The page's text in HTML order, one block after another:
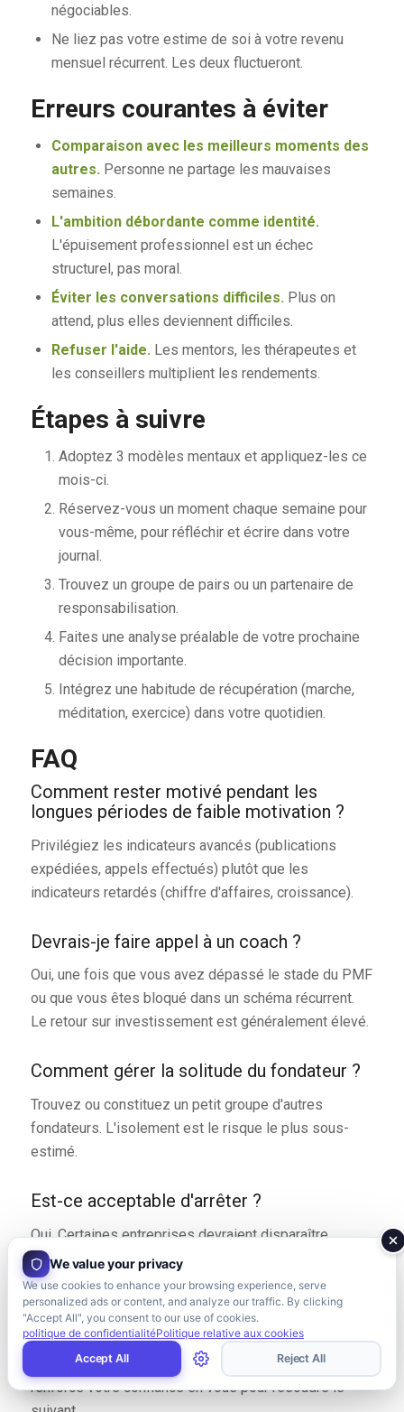
négociables.
Ne liez pas votre estime de soi à votre revenu
mensuel récurrent. Les deux fluctueront.
Erreurs courantes à éviter
Comparaison avec les meilleurs moments des
autres.Personne ne partage les mauvaises
semaines.
L'ambition débordante comme identité.
L'épuisement professionnel est un échec
structurel, pas moral.
Éviter les conversations difficiles.Plus on
attend, plus elles deviennent difficiles.
Refuser l'aide.Les mentors, les thérapeutes et
les conseillers multiplient les rendements.
Étapes à suivre
Adoptez 3 modèles mentaux et appliquez-les ce
mois-ci.
Réservez-vous un moment chaque semaine pour
vous-même, pour réfléchir et écrire dans votre
journal.
Trouvez un groupe de pairs ou un partenaire de
responsabilisation.
Faites une analyse préalable de votre prochaine
décision importante.
Intégrez une habitude de récupération (marche,
méditation, exercice) dans votre quotidien.
FAQ
Comment rester motivé pendant les
longues périodes de faible motivation ?
Privilégiez les indicateurs avancés (publications
expédiées, appels effectués) plutôt que les
indicateurs retardés (chiffre d'affaires, croissance).
Devrais-je faire appel à un coach ?
Oui, une fois que vous avez dépassé le stade du PMF
ou que vous êtes bloqué dans un schéma récurrent.
Le retour sur investissement est généralement élevé.
Comment gérer la solitude du fondateur ?
Trouvez ou constituez un petit groupe d'autres
fondateurs. L'isolement est le risque le plus sous-
estimé.
Est-ce acceptable d'arrêter ?
Oui. Certaines entreprises devraient disparaître.
Quitter le chemin de la mauvaise voie est une preuve
de sagesse, pas d'échec.
Comment développer sa résilience ?
Par petites répétitions. Chaque problème résolu
renforce votre confiance en vous pour résoudre le
We value your privacy
We use cookies to enhance your browsing experience, serve
personalized ads or content, and analyze our traffic. By clicking
"Accept All", you consent to our use of cookies.
politique de confidentialitéPolitique relative aux cookies
Accept All
Reject All